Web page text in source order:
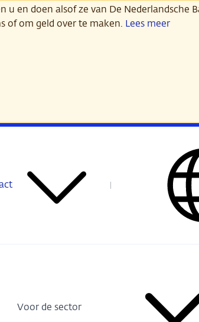
en doen alsof ze van De Nederlandsche
of om geld over te maken. Lees meer
Voor de sector